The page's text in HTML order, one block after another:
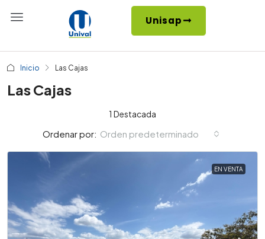
Unisap
Inicio Las Cajas
Las Cajas
1 Destacada
Ordenar por: Orden predeterminado
EN VENTA